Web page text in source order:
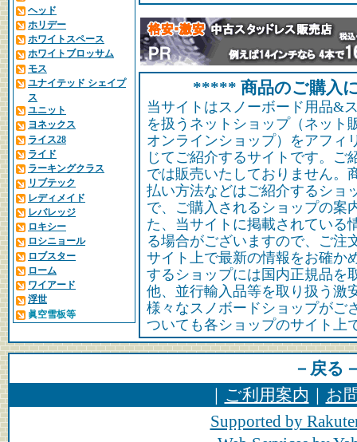
ヘッド
ホリデー
ホワイトスペース
ホワイトブロッサム
モス
ユナイテッド シェイプ
ス
ユニット
ヨネックス
ライス28
ライド
ラーキングクラス
リブテック
レディメイド
レバレッジ
ロキシー
ロシニョール
ロブスター
ローム
ワイアード
浮世
眞空雪板等
***** 商品のご購入
当サイトはスノーボード用品&
を扱うネットショップ（ネット
オンラインショップ）をアフィ
じてご紹介するサイトです。ご
では販売いたしておりません。
払い方法などはご紹介するショ
で、ご購入されるショップの案
た、当サイトに掲載されている
る場合がございますので、ご注
サイト上で最新の情報をお確か
するショップには国内正規品を
他、並行輸入品等を取り扱う激
様々なスノボードショップがご
ついても各ショップのサイト上
－戻る
｜ ご利用案内 ｜ お
Supported by